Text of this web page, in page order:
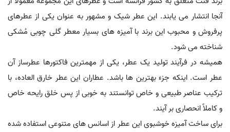
آنجا انتشار می یابند. این عطر شیک و مشهور به عنوان یکی از عطرهای
پرفروش و محبوب این برند با آمیزه های بسیار معطر گلی چوبی مُشکی
شناخته می شود.
همیشه در فرآیند تولید یک عطر، یکی از مهمترین فاکتورها عطرساز آن
عطر است. اینکه جزء بهترین ها باشد. عطاران این عطر خارق العاده، با
ترکیب عناصر طبیعی و خاص توانستند به خوبی از پس خلق رایحه خاص
و کاملاً انحصاری بر آیند.
برای ساخت آمیزه خوشبوی این عطر از اسانس های متنوعی استفاده شده